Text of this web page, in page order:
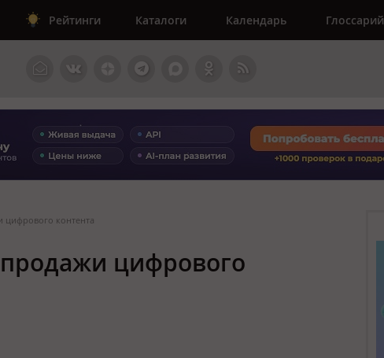
Рейтинги Каталоги Календарь Глоссарий
цифрового контента
цифрового